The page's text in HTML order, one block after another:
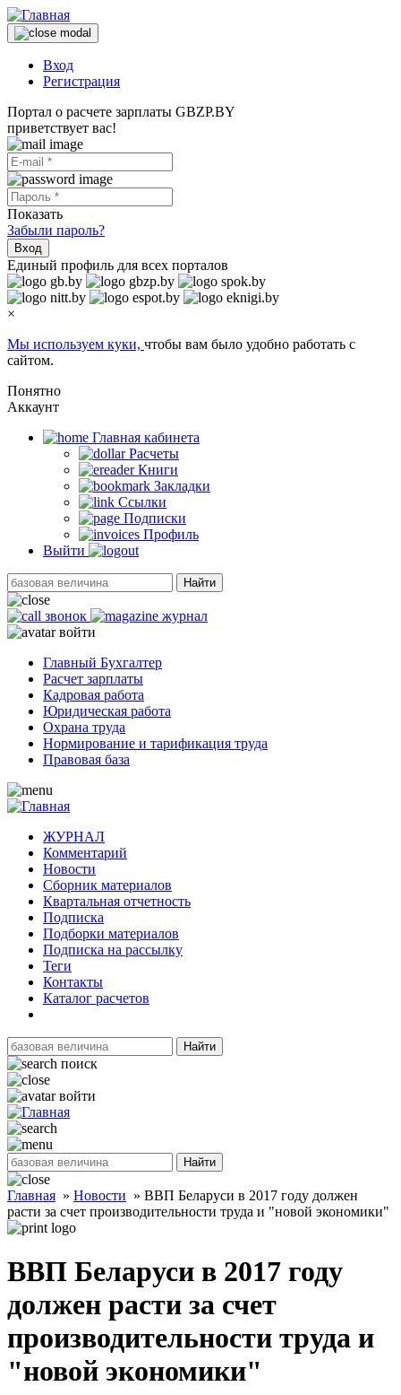
Вход
Регистрация
Портал о расчете зарплаты GBZP.BY
приветствует вас!
Показать
Забыли пароль?
Вход
Единый профиль для всех порталов
×
Мы используем куки, чтобы вам было удобно работать с
сайтом.
Понятно
Аккаунт
Главная кабинетa
Расчеты
Книги
Закладки
Ссылки
Подписки
Профиль
Выйти
Найти
звонок
журнал
войти
Главный Бухгалтер
Расчет зарплаты
Кадровая работа
Юридическая работа
Охрана труда
Нормирование и тарификация труда
Правовая база
ЖУРНАЛ
Комментарий
Новости
Сборник материалов
Квартальная отчетность
Подписка
Подборки материалов
Подписка на рассылку
Теги
Контакты
Каталог расчетов
Найти
поиск
войти
Найти
Главная » Новости » ВВП Беларуси в 2017 году должен
расти за счет производительности труда и "новой экономики"
ВВП Беларуси в 2017 году
должен расти за счет
производительности труда и
"новой экономики"